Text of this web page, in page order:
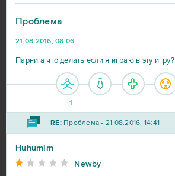
Проблема
21.08.2016, 08:06
Парни а что делать если я играю в эту игру?
1
RE:Проблема - 21.08.2016, 14:41
Huhumim
Newby
World of Tanks